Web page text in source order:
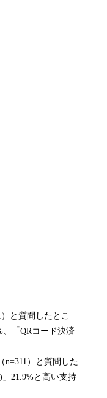
と質問したとこ
「QRコード決済
）と質問した
21.9%と高い支持